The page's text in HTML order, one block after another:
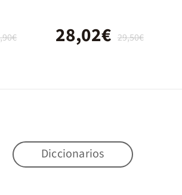
29,50€
28,02€
Diccionarios